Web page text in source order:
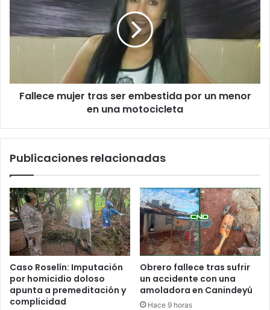
i
Fallece mujer tras ser embestida por un menor
en una motocicleta
Publicaciones relacionadas
Caso Roselín: Imputación
por homicidio doloso
apunta a premeditación y
complicidad
Obrero fallece tras sufrir
un accidente con una
amoladora en Canindeyú
Hace 9 horas